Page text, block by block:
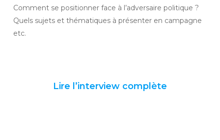
Comment se positionner face à l’adversaire politique ?
Quels sujets et thématiques à présenter en campagne
etc.
Lire l’interview complète